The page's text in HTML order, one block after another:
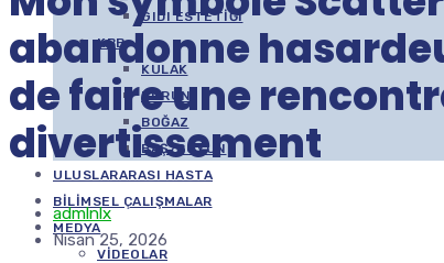
GIDI ESTETIĞI
KBB
KULAK
BURUN
BOĞAZ
BAŞ/BOYUN
ULUSLARARASI HASTA
BILIMSEL ÇALIŞMALAR
MEDYA
VIDEOLAR
abandonne
de faire une
divertissement
admlnlx
Nisan 25, 2026